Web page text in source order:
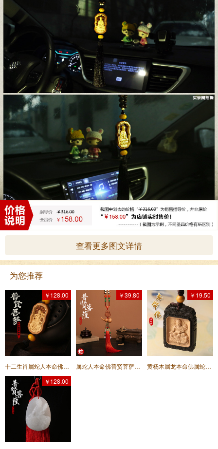
查看更多图文详情
为您推荐
十二生肖属蛇人本命佛普贤菩萨黄杨木汽车挂饰宅挂★百解宝运葫芦车挂
￥128.00
属蛇人本命佛普贤菩萨枣木葫芦汽车挂件★十二生肖本命佛汽车内饰品后视镜菩萨挂件
￥39.80
黄杨木属龙本命佛属蛇本命佛普贤菩萨钥匙扣汽车钥匙挂件
￥19.50
￥128.00